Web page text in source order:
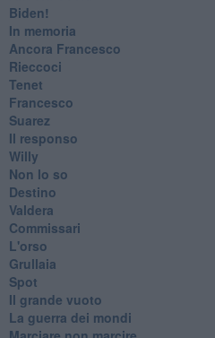
​Biden!
In memoria
​Ancora Francesco
Rieccoci
Tenet
Francesco
Suarez
​Il responso
Willy
Non lo so
Destino
Valdera
Commissari
L'orso
Grullaia
Spot
​Il grande vuoto
​La guerra dei mondi